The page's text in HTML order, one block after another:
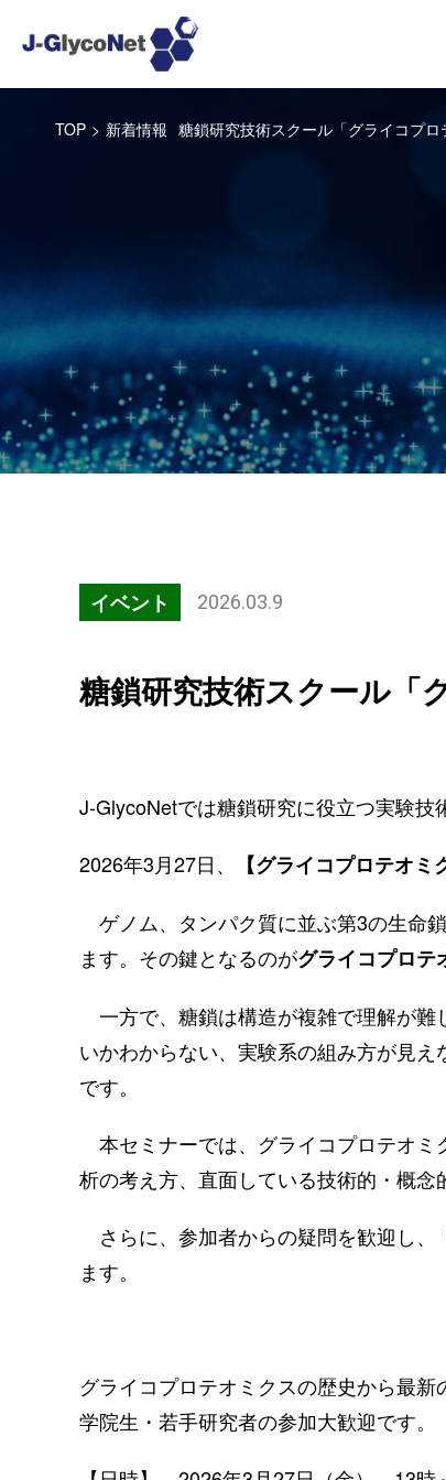
TOP > 新着情報 糖鎖研究技術スクール「グライコプ
イベント 2026.03.9
糖鎖研究技術スクール「
J-GlycoNetでは糖鎖研究に役立つ実験技
2026年3月27日、
【グライコプロテオ
ゲノム、タンパク質に並ぶ第3の生命
ます。その鍵となるのがグライコプロテ
一方で、糖鎖は構造が複雑で理解が難
いかわからない、実験系の組み方が見
です。
本セミナーでは、グライコプロテオミ
析の考え方、直面している技術的・概念
さらに、参加者からの疑問を歓迎し、
ます。
グライコプロテオミクスの歴史から最
学院生・若手研究者の参加大歓迎です。